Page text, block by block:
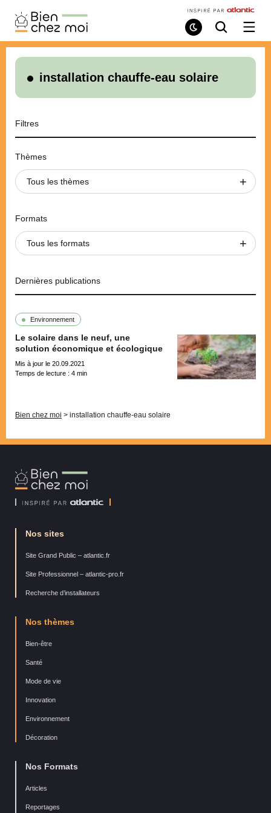
Bien
Chez
Moi
Mode
de
Recherche
/
le
installation chauffe-eau solaire
Filtres
Thèmes
Tous les thèmes
Formats
Tous les formats
Dernières publications
Environnement
Le solaire dans le neuf, une
solution économique et écologique
Mis à jour le 20.09.2021
Temps de lecture : 4 min
Bien chez moi > installation chauffe-eau solaire
Bien
Chez
Nos sites
Site Grand Public – atlantic.fr
Site Professionnel – atlantic-pro.fr
Recherche d’installateurs
Nos thèmes
Bien-être
Santé
Mode de vie
Innovation
Environnement
Décoration
Nos Formats
Articles
Reportages